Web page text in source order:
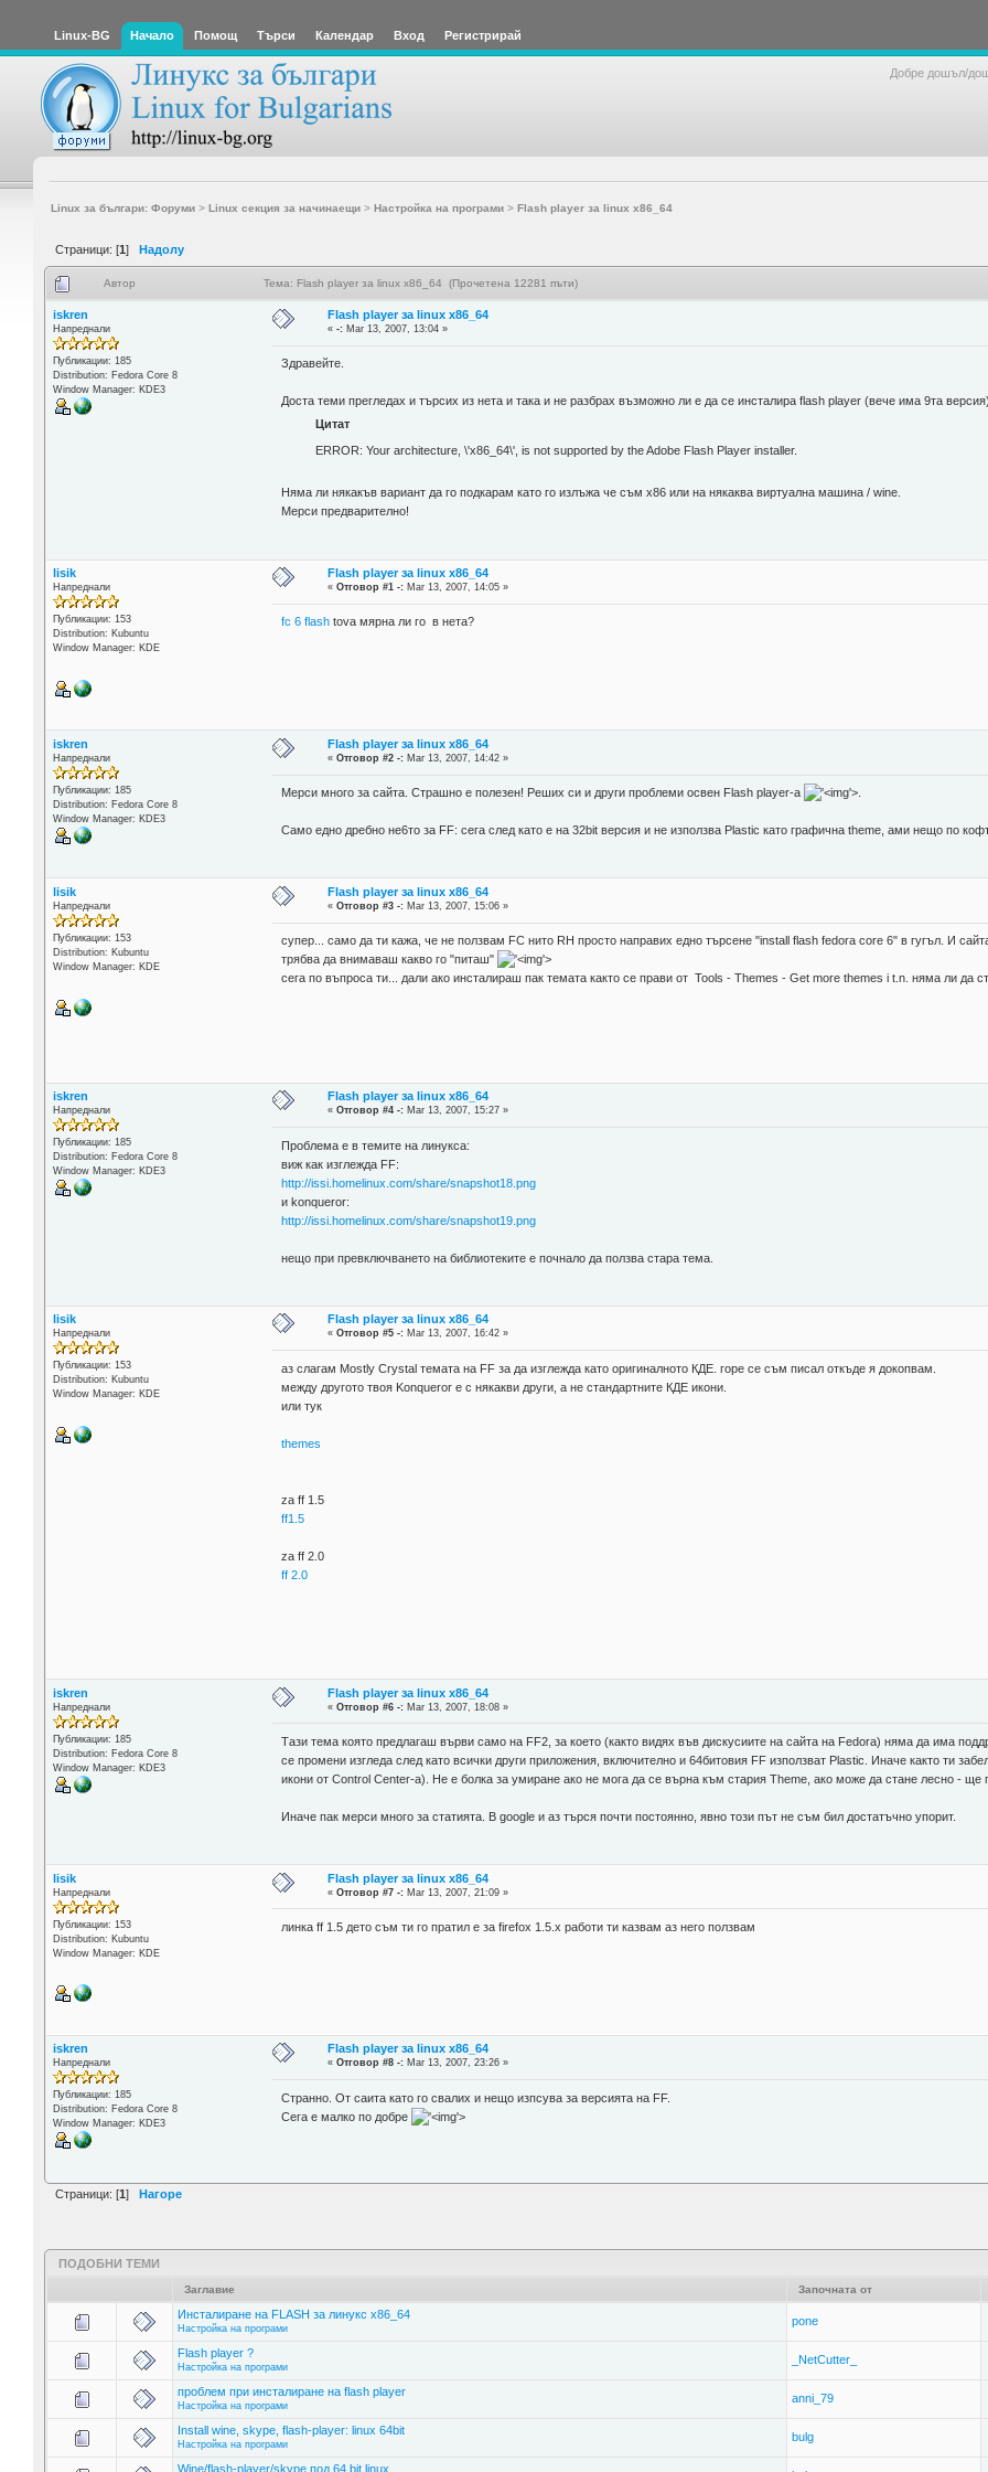
Linux-BG Начало Помощ Търси Календар Вход Регистрирай
Добре дошъл/
Linux за българи: Форуми> Linux секция за начинаещи> Настройка на програми> Flash player за linux x86_64
Страници: [1] Надолу
Автор Тема: Flash player за linux x86_64 (Прочетена 12281 пъти)
iskren
Напреднали
Публикации: 185
Distribution: Fedora Core 8
Window Manager: KDE3
Flash player за linux x86_64
«-: Mar 13, 2007, 13:04 »
Здравейте.
Доста теми прегледах и търсих из нета и така и не разбрах възможно ли е да се инсталира flash player (вече има 9та
Цитат
ERROR: Your architecture, \'x86_64\', is not supported by the Adobe Flash Player installer.
Няма ли някакъв вариант да го подкарам като го излъжа че съм x86 или на някаква виртуална машина / wine.
Мерси предварително!
lisik
Напреднали
Публикации: 153
Distribution: Kubuntu
Window Manager: KDE
Flash player за linux x86_64
«Отговор #1 -: Mar 13, 2007, 14:05 »
fc 6 flash tova мярна ли го в нета?
iskren
Напреднали
Публикации: 185
Distribution: Fedora Core 8
Window Manager: KDE3
Flash player за linux x86_64
«Отговор #2 -: Mar 13, 2007, 14:42 »
Мерси много за сайта. Страшно е полезен! Реших си и други проблеми освен Flash player-a '>
Само едно дребно не6то за FF: сега след като е на 32bit версия и не използва Plastic като графична theme, ами нещо по
lisik
Напреднали
Публикации: 153
Distribution: Kubuntu
Window Manager: KDE
Flash player за linux x86_64
«Отговор #3 -: Mar 13, 2007, 15:06 »
супер... само да ти кажа, че не ползвам FC нито RH просто направих едно търсене "install flash fedora core 6" в гугъл. И
трябва да внимаваш какво го "питаш"
'>
сега по въпроса ти... дали ако инсталираш пак темата както се прави от Tools - Themes - Get more themes i t.n. няма ли да
iskren
Напреднали
Публикации: 185
Distribution: Fedora Core 8
Window Manager: KDE3
Flash player за linux x86_64
«Отговор #4 -: Mar 13, 2007, 15:27 »
Проблема е в темите на линукса:
виж как изглежда FF:
http://issi.homelinux.com/share/snapshot18.png
и konqueror:
http://issi.homelinux.com/share/snapshot19.png
нещо при превключването на библиотеките е почнало да ползва стара тема.
lisik
Напреднали
Публикации: 153
Distribution: Kubuntu
Window Manager: KDE
Flash player за linux x86_64
«Отговор #5 -: Mar 13, 2007, 16:42 »
аз слагам Mostly Crystal темата на FF за да изглежда като оригиналното КДЕ. горе се съм писал откъде я докопвам.
между другото твоя Konqueror e с някакви други, а не стандартните КДЕ икони.
или тук
themes
za ff 1.5
ff1.5
za ff 2.0
ff 2.0
iskren
Напреднали
Публикации: 185
Distribution: Fedora Core 8
Window Manager: KDE3
Flash player за linux x86_64
«Отговор #6 -: Mar 13, 2007, 18:08 »
Тази тема която предлагаш върви само на FF2, за което (както видях във дискусиите на сайта на Fedora) няма да има
се промени изгледа след като всички други приложения, включително и 64битовия FF използват Plastic. Иначе както ти
икони от Control Center-a). Не е болка за умиране ако не мога да се върна към стария Theme, ако може да стане лесно - ще
Иначе пак мерси много за статията. В google и аз търся почти постоянно, явно този път не съм бил достатъчно упорит.
lisik
Напреднали
Публикации: 153
Distribution: Kubuntu
Window Manager: KDE
Flash player за linux x86_64
«Отговор #7 -: Mar 13, 2007, 21:09 »
линка ff 1.5 дето съм ти го пратил е за firefox 1.5.x работи ти казвам аз него ползвам
iskren
Напреднали
Публикации: 185
Distribution: Fedora Core 8
Window Manager: KDE3
Flash player за linux x86_64
«Отговор #8 -: Mar 13, 2007, 23:26 »
Странно. От саита като го свалих и нещо изпсува за версията на FF.
Сега е малко по добре
'>
Страници: [1] Нагоре
ПОДОБНИ ТЕМИ
Заглавие Започната от
Инсталиране на FLASH за линукс x86_64
Настройка на програми
pone
Flash player ?
Настройка на програми
_NetCutter_
проблем при инсталиране на flash player
Настройка на програми
anni_79
Install wine, skype, flash-player: linux 64bit
Настройка на програми
bulg
Wine/flash-player/skype под 64 bit linux